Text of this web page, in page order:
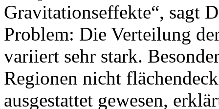
Gravitationseffekte“, sagt
Problem: Die Verteilung
variiert sehr stark.
Regionen nicht
ausgestattet gewesen,